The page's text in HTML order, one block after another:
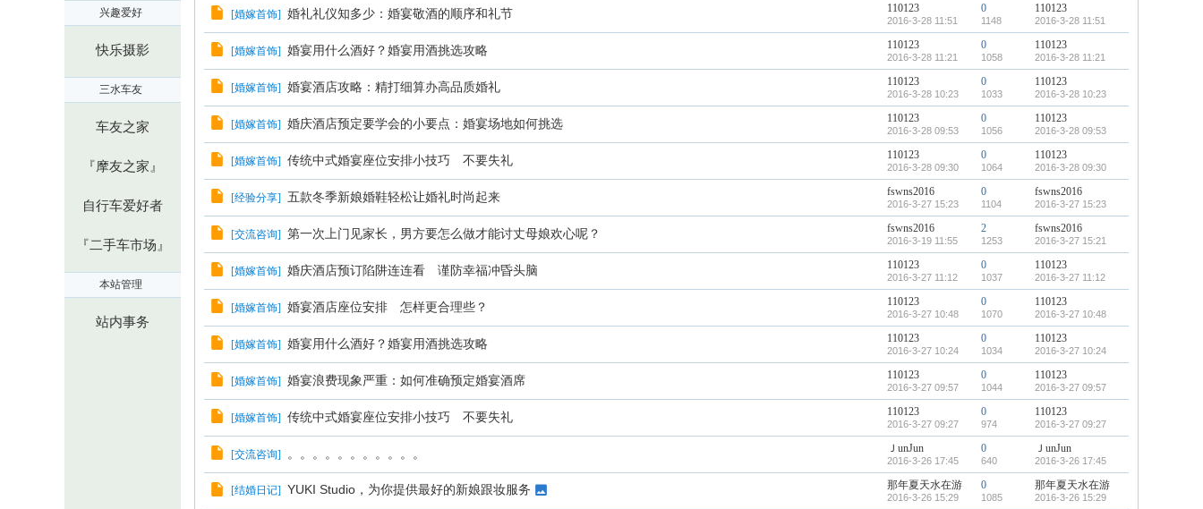
兴趣爱好
快乐摄影
三水车友
车友之家
『摩友之家』
自行车爱好者
『二手车市场』
本站管理
站内事务
[婚嫁首饰] 婚礼礼仪知多少：婚宴敬酒的顺序和礼节 110123
2016-3-28 11:51
0
1148
110123
2016-3-28 11:51
[婚嫁首饰] 婚宴用什么酒好？婚宴用酒挑选攻略 110123
2016-3-28 11:21
0
1058
110123
2016-3-28 11:21
[婚嫁首饰] 婚宴酒店攻略：精打细算办高品质婚礼 110123
2016-3-28 10:23
0
1033
110123
2016-3-28 10:23
[婚嫁首饰] 婚庆酒店预定要学会的小要点：婚宴场地如何挑选 110123
2016-3-28 09:53
0
1056
110123
2016-3-28 09:53
[婚嫁首饰] 传统中式婚宴座位安排小技巧 不要失礼 110123
2016-3-28 09:30
0
1064
110123
2016-3-28 09:30
[经验分享] 五款冬季新娘婚鞋轻松让婚礼时尚起来 fswns2016
2016-3-27 15:23
0
1104
fswns2016
2016-3-27 15:23
[交流咨询] 第一次上门见家长，男方要怎么做才能讨丈母娘欢心呢？ fswns2016
2016-3-19 11:55
2
1253
fswns2016
2016-3-27 15:21
[婚嫁首饰] 婚庆酒店预订陷阱连连看 谨防幸福冲昏头脑 110123
2016-3-27 11:12
0
1037
110123
2016-3-27 11:12
[婚嫁首饰] 婚宴酒店座位安排 怎样更合理些？ 110123
2016-3-27 10:48
0
1070
110123
2016-3-27 10:48
[婚嫁首饰] 婚宴用什么酒好？婚宴用酒挑选攻略 110123
2016-3-27 10:24
0
1034
110123
2016-3-27 10:24
[婚嫁首饰] 婚宴浪费现象严重：如何准确预定婚宴酒席 110123
2016-3-27 09:57
0
1044
110123
2016-3-27 09:57
[婚嫁首饰] 传统中式婚宴座位安排小技巧 不要失礼 110123
2016-3-27 09:27
0
974
110123
2016-3-27 09:27
[交流咨询] 。。。。。。。。。。。 ＪunJun
2016-3-26 17:45
0
640
ＪunJun
2016-3-26 17:45
[结婚日记] YUKI Studio，为你提供最好的新娘跟妆服务 那年夏天水在游
2016-3-26 15:29
0
1085
那年夏天水在游
2016-3-26 15:29